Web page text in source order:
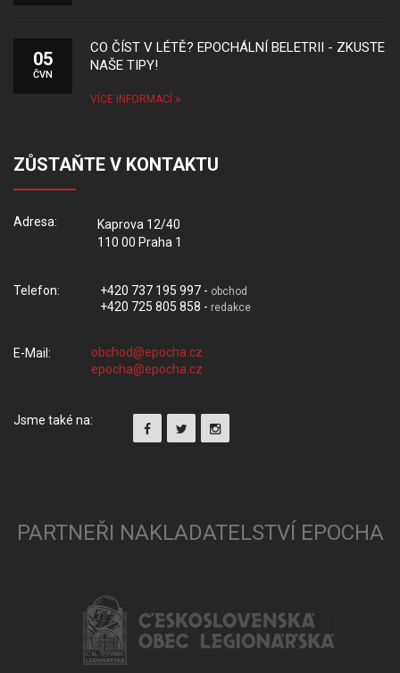
05
ČVN
CO ČÍST V LÉTĚ? EPOCHÁLNÍ BELETRII - ZKUSTE
NAŠE TIPY!
VÍCE INFORMACÍ
ZŮSTAŇTE V KONTAKTU
Adresa:
Kaprova 12/40
110 00 Praha 1
Telefon: +420 737 195 997 - obchod
+420 725 805 858 - redakce
E-Mail:
Jsme také na:
PARTNEŘI NAKLADATELSTVÍ EPOCHA